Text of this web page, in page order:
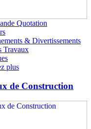
Quotation
& Divertissements
Travaux
plus
de Construction